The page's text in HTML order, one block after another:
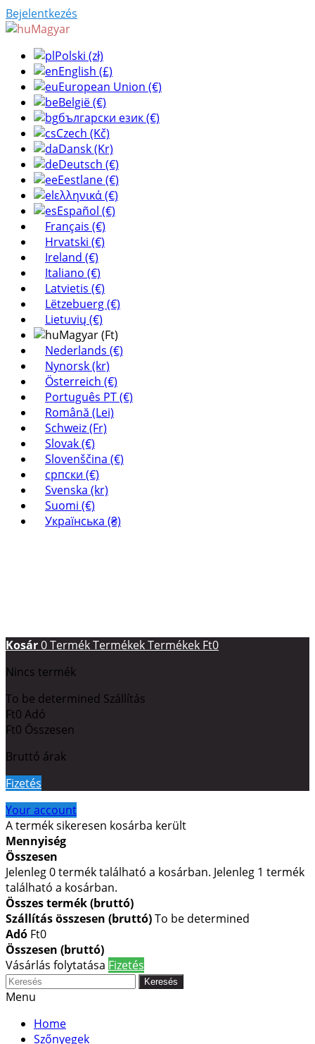
Bejelentkezés
Magyar
Polski (zł)
English (£)
European Union (€)
België (€)
български език (€)
Czech (Kč)
Dansk (Kr)
Deutsch (€)
Eestlane (€)
ελληνικά (€)
Español (€)
Français (€)
Hrvatski (€)
Ireland (€)
Italiano (€)
Latvietis (€)
Lëtzebuerg (€)
Lietuvių (€)
Magyar (Ft)
Nederlands (€)
Nynorsk (kr)
Österreich (€)
Português PT (€)
Română (Lei)
Schweiz (Fr)
Slovak (€)
Slovenščina (€)
српски (€)
Svenska (kr)
Suomi (€)
Українська (₴)
Kosár0TermékTermékekTermékek Ft0
Nincs termék
To be determined Szállítás
Ft0 Adó
Ft0 Összesen
Bruttó árak
Fizetés
Your account
A termék sikeresen kosárba került
Mennyiség
Összesen
Jelenleg0termék található a kosárban. Jelenleg 1 termék
található a kosárban.
Összes termék (bruttó)
Szállítás összesen (bruttó)To be determined
Adó Ft0
Összesen (bruttó)
Vásárlás folytatása Fizetés
Keresés
Menu
Home
Szőnyegek